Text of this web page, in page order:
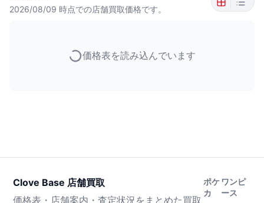
2026/08/09 時点での店舗買取価格です。
価格表を読み込んでいます
Clove Base 店舗買取
価格表・店舗案内・査定状況をまとめた買取
ポケ
カ
ワンピ
ース